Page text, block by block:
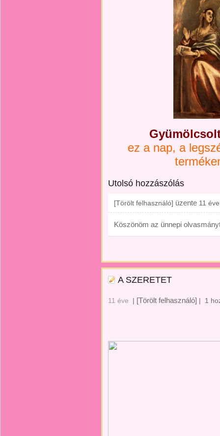
ez a nap, a
Utolsó hozzászólás
[Törölt felhasználó] üzente 11 éve
Köszönöm az ünnepi
A SZERETET
11 éve | [Törölt felhasználó] | 1